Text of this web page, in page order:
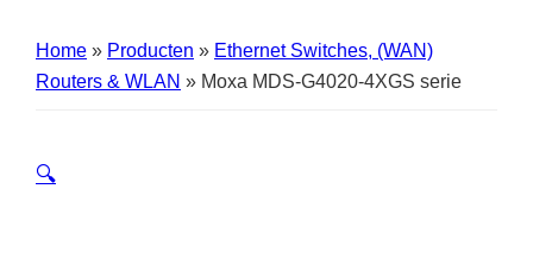
Home » Producten » Ethernet Switches, (WAN)
Routers & WLAN » Moxa MDS-G4020-4XGS serie
🔍